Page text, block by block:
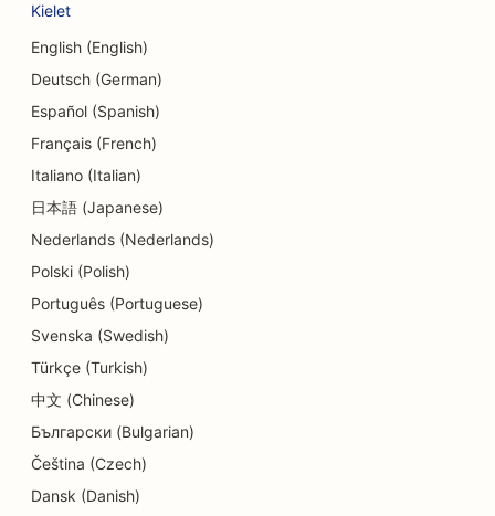
SEO päiväkodeille
SEO velkaneuvontapalveluille
SEO hammaslääkäriklinikoille
SEO Delisille
SEO ruokailijoille
SEO yksityiskohtien kaupoille
SEO donitsikaupoille
Koulutus- ja lastenhoitopalvelujen SEO
SEO kemiallisille pesuloille
Kielet
English (English)
Deutsch (German)
Español (Spanish)
Français (French)
Italiano (Italian)
日本語 (Japanese)
Nederlands (Nederlands)
Polski (Polish)
Português (Portuguese)
Svenska (Swedish)
Türkçe (Turkish)
中文 (Chinese)
Български (Bulgarian)
Čeština (Czech)
Dansk (Danish)